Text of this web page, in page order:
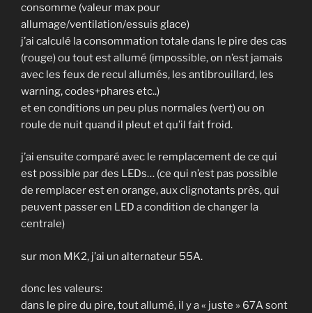
consomme (valeur max pour
allumage/ventilation/essuis glace)
j’ai calculé la consommation totale dans le pire des cas
(rouge) ou tout est allumé (impossible, on n’est jamais
avec les feux de recul allumés, les antibrouillard, les
warning, codes+phares etc..)
et en conditions un peu plus normales (vert) ou on
roule de nuit quand il pleut et qu’il fait froid.
j’ai ensuite comparé avec le remplacement de ce qui
est possible par des LEDs… (ce qui n’est pas possible
de remplacer est en orange, aux clignotants près, qui
peuvent passer en LED a condition de changer la
centrale)
sur mon MK2, j’ai un alternateur 55A.
donc les valeurs:
dans le pire du pire, tout allumé, il y a « juste » 67A sont